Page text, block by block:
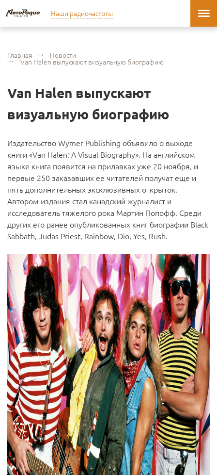
Наши радиочастоты
Главная Новости
Van Halen выпускают визуальную биографию
Van Halen выпускают
визуальную биографию
Издательство Wymer Publishing объявило о выходе
книги «Van Halen: A Visual Biography». На английском
языке книга появится на прилавках уже 20 ноября, и
первые 250 заказавших ее читателей получат еще и
пять дополнительных эксклюзивных открыток.
Автором издания стал канадский журналист и
исследователь тяжелого рока Мартин Попофф. Среди
других его ранее опубликованных книг биографии Black
Sabbath, Judas Priest, Rainbow, Dio, Yes, Rush.